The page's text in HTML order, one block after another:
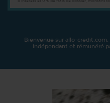
Bienvenue sur allo-
indépendant et rémunéré